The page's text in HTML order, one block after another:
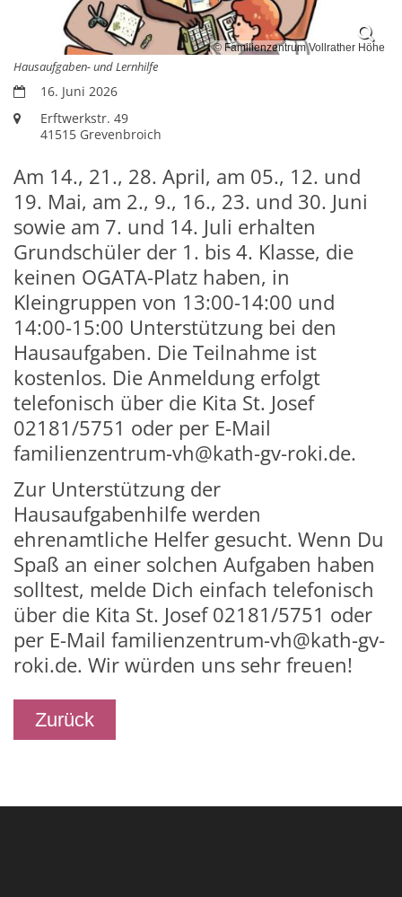
© Familienzentrum Vollrather Höhe
Hausaufgaben- und Lernhilfe
Datum:16. Juni 2026
Ort:
Erftwerkstr. 49
41515 Grevenbroich
Am 14., 21., 28. April, am 05., 12. und
19. Mai, am 2., 9., 16., 23. und 30. Juni
sowie am 7. und 14. Juli erhalten
Grundschüler der 1. bis 4. Klasse, die
keinen OGATA-Platz haben, in
Kleingruppen von 13:00-14:00 und
14:00-15:00 Unterstützung bei den
Hausaufgaben. Die Teilnahme ist
kostenlos. Die Anmeldung erfolgt
telefonisch über die Kita St. Josef
02181/5751 oder per E-Mail
familienzentrum-vh@kath-gv-roki.de.
Zur Unterstützung der
Hausaufgabenhilfe werden
ehrenamtliche Helfer gesucht. Wenn Du
Spaß an einer solchen Aufgaben haben
solltest, melde Dich einfach telefonisch
über die Kita St. Josef 02181/5751 oder
per E-Mail familienzentrum-vh@kath-gv-
roki.de. Wir würden uns sehr freuen!
Zurück